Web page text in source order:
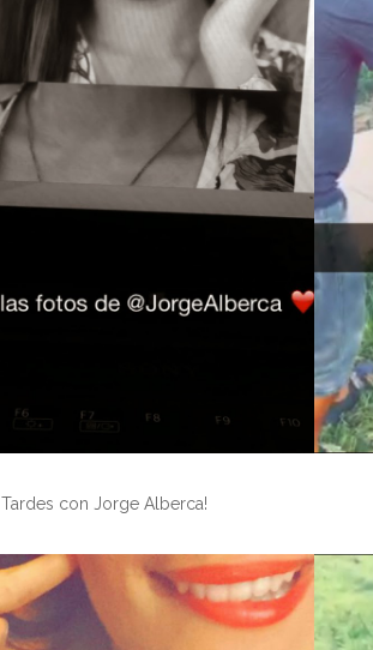
Tardes con Jorge Alberca!